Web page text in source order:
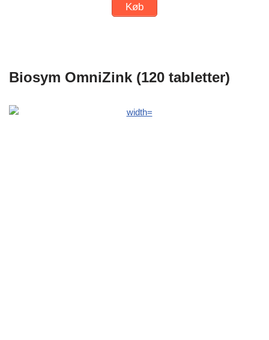
Køb
Biosym OmniZink (120 tabletter)